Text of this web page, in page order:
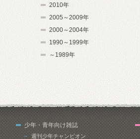
2010年
2005～2009年
2000～2004年
1990～1999年
～1989年
少年・青年向け雑誌
週刊少年チャンピオン